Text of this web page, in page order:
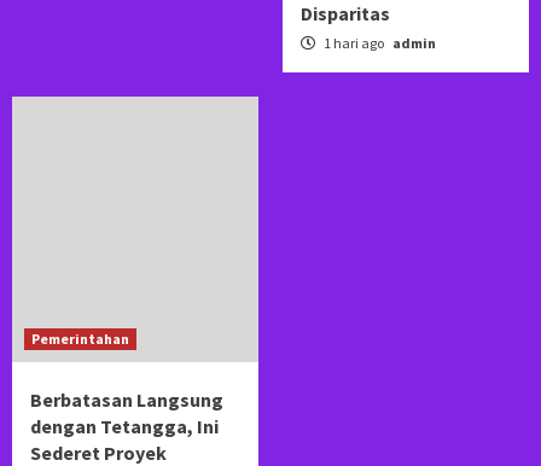
Disparitas
1 hari ago admin
Pemerintahan
Berbatasan Langsung
dengan Tetangga, Ini
Sederet Proyek